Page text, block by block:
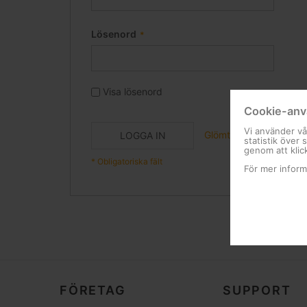
Lösenord
Visa lösenord
LOGGA IN Glömt ditt lösenord?
FÖRETAG SUPPORT
Cookie-
Vi använder
statistik över
genom att
För mer